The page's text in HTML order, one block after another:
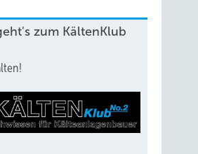
zum KältenKlub